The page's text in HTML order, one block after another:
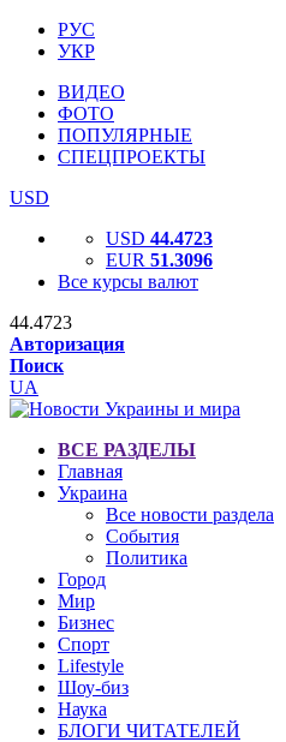
РУС
УКР
ВИДЕО
ФОТО
ПОПУЛЯРНЫЕ
СПЕЦПРОЕКТЫ
USD
USD 44.4723
EUR 51.3096
Все курсы валют
44.4723
Авторизация
Поиск
UA
ВСЕ РАЗДЕЛЫ
Главная
Украина
Все новости раздела
События
Политика
Город
Мир
Бизнес
Спорт
Lifestyle
Шоу-биз
Наука
БЛОГИ ЧИТАТЕЛЕЙ